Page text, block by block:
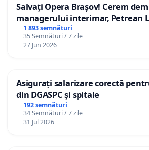
Salvați Opera Brașov! Cerem
managerului interimar, Petrean
1 893 semnături
35 Semnături / 7 zile
27 Jun 2026
Asigurați salarizare corectă
din DGASPC și spitale
192 semnături
34 Semnături / 7 zile
31 Jul 2026